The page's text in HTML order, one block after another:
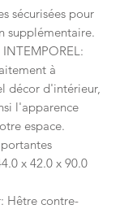
sécurisées pour
supplémentaire.
INTEMPOREL:
à
décor d'intérieur,
l'apparence
espace.
x 42.0 x 90.0
Hêtre contre-